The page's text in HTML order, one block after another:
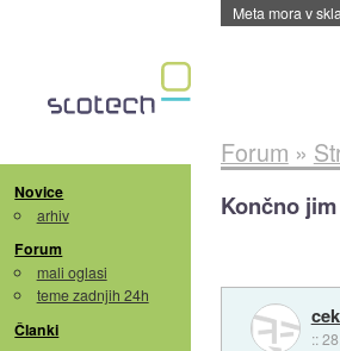
ByteDance
Novice
arhiv
Forum
mali oglasi
teme zadnjih 24h
Članki
Forum »
Končno
::